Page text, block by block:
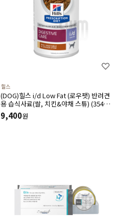
힐스
(DOG)힐스 i/d Low Fat (로우팻) 반려견
용 습식사료(쌀, 치킨&야채 스튜) (354g)
췌장염,고지혈증,단백소실성 장병증-처방
습식,처방캔
9,400원